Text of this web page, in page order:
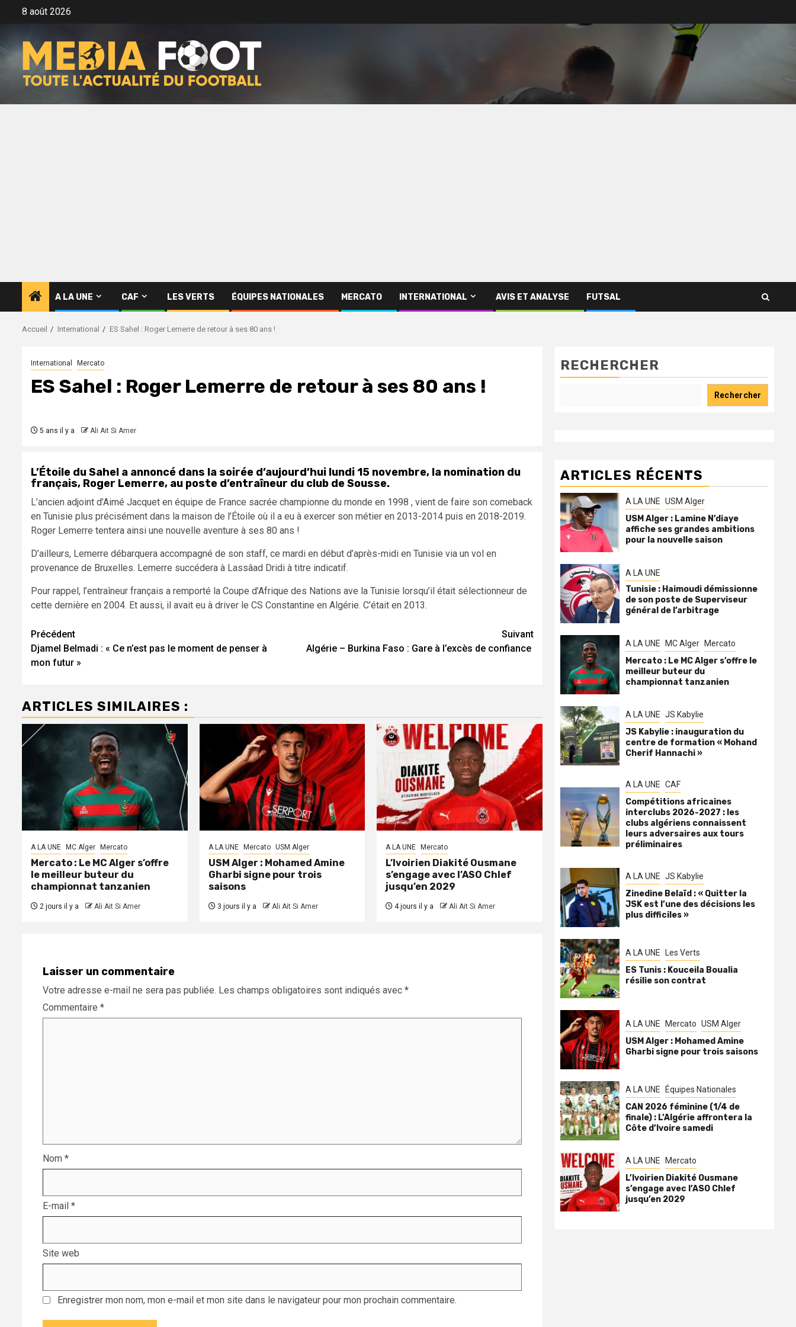
8 août 2026
A LA UNE CAF LES VERTS ÉQUIPES NATIONALES MERCATO INTERNATIONAL AVIS ET ANALYSE FUTSAL
Accueil International ES Sahel : Roger Lemerre de retour à ses 80 ans !
International Mercato
ES Sahel : Roger Lemerre de retour à ses 80 ans !
5 ans il y a Ali Ait Si Amer
L’Étoile du Sahel a annoncé dans la soirée d’aujourd’hui lundi 15 novembre, la nomination du
français, Roger Lemerre, au poste d’entraîneur du club de Sousse.
L’ancien adjoint d’Aimé Jacquet en équipe de France sacrée championne du monde en 1998 , vient de faire son comeback
en Tunisie plus précisément dans la maison de l’Étoile où il a eu à exercer son métier en 2013-2014 puis en 2018-2019.
Roger Lemerre tentera ainsi une nouvelle aventure à ses 80 ans !
D’ailleurs, Lemerre débarquera accompagné de son staff, ce mardi en début d’après-midi en Tunisie via un vol en
provenance de Bruxelles. Lemerre succédera à Lassâad Dridi à titre indicatif.
Pour rappel, l’entraîneur français a remporté la Coupe d’Afrique des Nations ave la Tunisie lorsqu’il était sélectionneur de
cette dernière en 2004. Et aussi, il avait eu à driver le CS Constantine en Algérie. C’était en 2013.
Navigation
d’article
Précédent
Djamel Belmadi : « Ce n’est pas le moment de penser à
mon futur »
Suivant
Algérie – Burkina Faso : Gare à l’excès de confiance
ARTICLES SIMILAIRES :
A LA UNE MC Alger Mercato
Mercato : Le MC Alger s’offre
le meilleur buteur du
championnat tanzanien
2 jours il y a Ali Ait Si Amer
A LA UNE Mercato USM Alger
USM Alger : Mohamed Amine
Gharbi signe pour trois
saisons
3 jours il y a Ali Ait Si Amer
A LA UNE Mercato
L’Ivoirien Diakité Ousmane
s’engage avec l’ASO Chlef
jusqu’en 2029
4 jours il y a Ali Ait Si Amer
Laisser un commentaire
Votre adresse e-mail ne sera pas publiée. Les champs obligatoires sont indiqués avec *
Commentaire *
Nom *
E-mail *
Site web
Enregistrer mon nom, mon e-mail et mon site dans le navigateur pour mon prochain commentaire.
RECHERCHER
Rechercher
ARTICLES RÉCENTS
A LA UNE USM Alger
USM Alger : Lamine N’diaye
affiche ses grandes ambitions
pour la nouvelle saison
A LA UNE
Tunisie : Haimoudi démissionne
de son poste de Superviseur
général de l’arbitrage
A LA UNE MC Alger Mercato
Mercato : Le MC Alger s’offre le
meilleur buteur du
championnat tanzanien
A LA UNE JS Kabylie
JS Kabylie : inauguration du
centre de formation « Mohand
Cherif Hannachi »
A LA UNE CAF
Compétitions africaines
interclubs 2026-2027 : les
clubs algériens connaissent
leurs adversaires aux tours
préliminaires
A LA UNE JS Kabylie
Zinedine Belaïd : « Quitter la
JSK est l’une des décisions les
plus difficiles »
A LA UNE Les Verts
ES Tunis : Kouceila Boualia
résilie son contrat
A LA UNE Mercato USM Alger
USM Alger : Mohamed Amine
Gharbi signe pour trois saisons
A LA UNE Équipes Nationales
CAN 2026 féminine (1/4 de
finale) : L’Algérie affrontera la
Côte d’Ivoire samedi
A LA UNE Mercato
L’Ivoirien Diakité Ousmane
s’engage avec l’ASO Chlef
jusqu’en 2029